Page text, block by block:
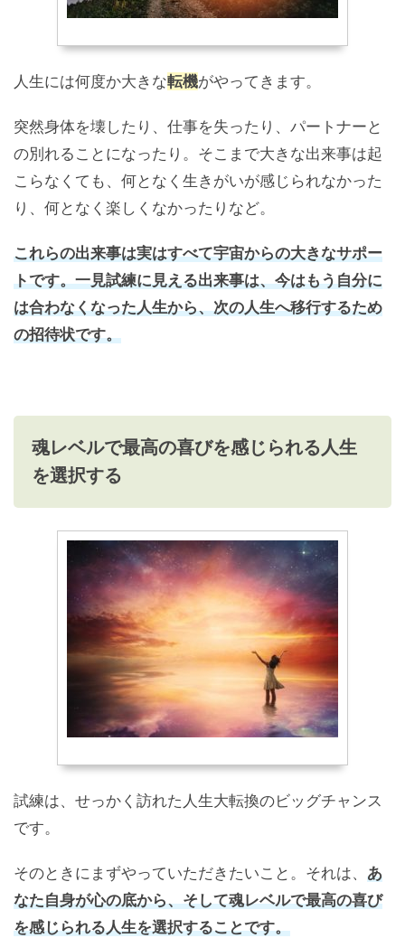
人生には何度か大きな転機がやってきます。
突然身体を壊したり、仕事を失ったり、パートナーと
の別れることになったり。そこまで大きな出来事は起
こらなくても、何となく生きがいが感じられなかった
り、何となく楽しくなかったりなど。
これらの出来事は実はすべて宇宙からの大きなサポー
トです。一見試練に見える出来事は、今はもう自分に
は合わなくなった人生から、次の人生へ移行するため
の招待状です。
魂レベルで最高の喜びを感じられる人生
を選択する
試練は、せっかく訪れた人生大転換のビッグチャンス
です。
そのときにまずやっていただきたいこと。それは、 あ
なた自身が心の底から、そして魂レベルで最高の喜び
を感じられる人生を選択することです。